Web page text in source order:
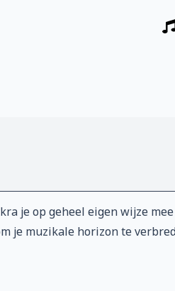
je op geheel eigen wijze
je muzikale horizon te